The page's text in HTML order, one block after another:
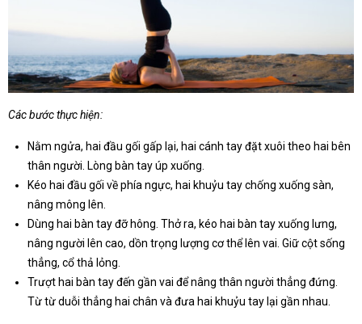
Các bước thực hiện:
Nằm ngửa, hai đầu gối gấp lại, hai cánh tay đặt xuôi theo hai bên
thân người. Lòng bàn tay úp xuống.
Kéo hai đầu gối về phía ngực, hai khuỷu tay chống xuống sàn,
nâng mông lên.
Dùng hai bàn tay đỡ hông. Thở ra, kéo hai bàn tay xuống lưng,
nâng người lên cao, dồn trọng lượng cơ thể lên vai. Giữ cột sống
thẳng, cổ thả lỏng.
Trượt hai bàn tay đến gần vai để nâng thân người thẳng đứng.
Từ từ duỗi thẳng hai chân và đưa hai khuỷu tay lại gần nhau.